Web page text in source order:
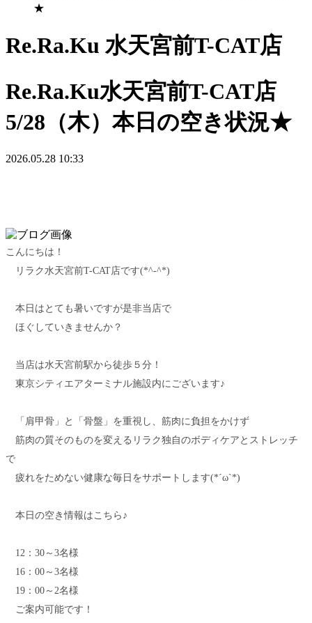
★
Re.Ra.Ku 水天宮前T-CAT店
Re.Ra.Ku水天宮前T-CAT店
5/28（木）本日の空き状況★
2026.05.28 10:33
こんにちは！
リラク水天宮前T-CAT店です(*^-^*)
本日はとても暑いですが是非当店で
ほぐしていきませんか？
当店は水天宮前駅から徒歩５分！
東京シティエアターミナル施設内にございます♪
「肩甲骨」と「骨盤」を重視し、筋肉に負担をかけず
筋肉の質そのものを変えるリラク独自のボディケアとストレッチ
で
疲れをためない健康な毎日をサポートします(*´ω`*)
本日の空き情報はこちら♪
12：30～3名様
16：00～3名様
19：00～2名様
ご案内可能です！